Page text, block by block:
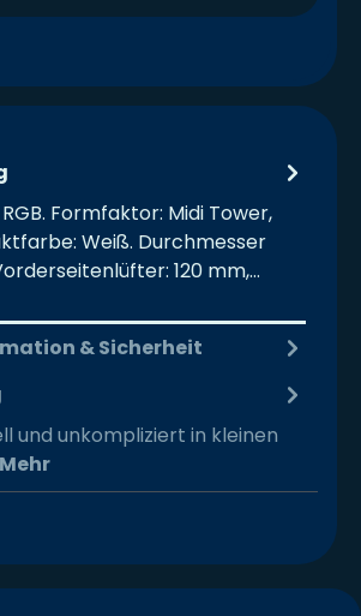
Formfaktor: Midi Tower,
Weiß. Durchmesser
120 mm,…
& Sicherheit
und unkompliziert in kleinen
Mehr